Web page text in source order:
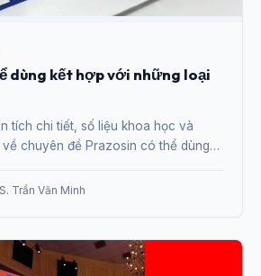
dùng kết hợp với những loại
tích chi tiết, số liệu khoa học và
về chuyên đề Prazosin có thể dùng
Trần Văn Minh